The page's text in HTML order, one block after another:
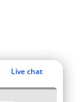
Live chat